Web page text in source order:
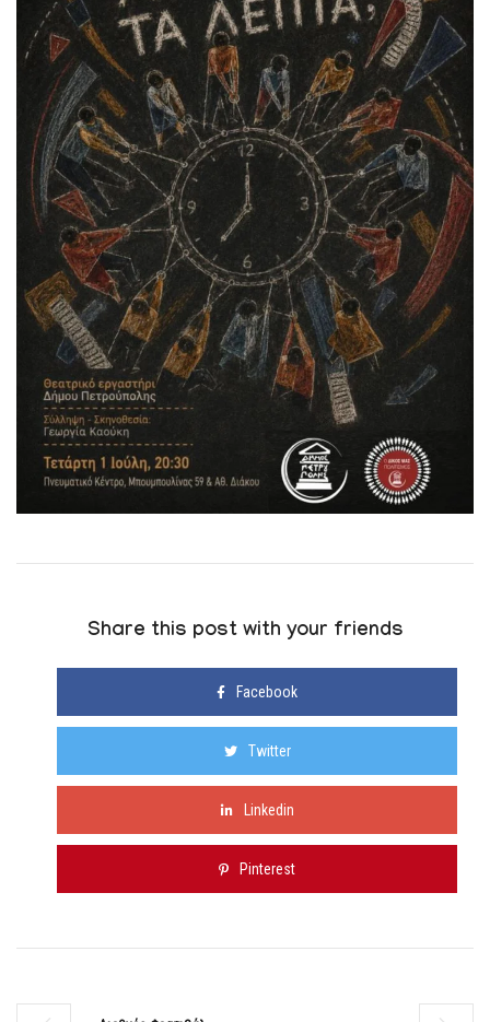
Share this post with your friends
Facebook
Twitter
Linkedin
Pinterest